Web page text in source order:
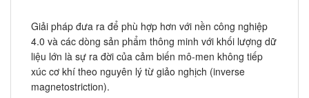
Giải pháp đưa ra để phù hợp hơn với nền công nghiệp
4.0 và các dòng sản phẩm thông minh với khối lượng dữ
liệu lớn là sự ra đời của cảm biến mô-men không tiếp
xúc cơ khí theo nguyên lý từ giảo nghịch (inverse
magnetostriction).